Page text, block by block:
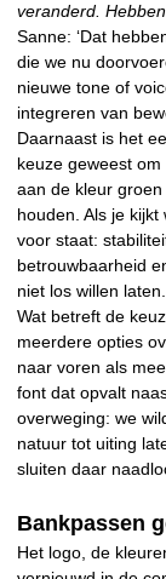
veranderd.
Sanne: ‘Dat
die we nu
nieuwe tone of
integreren van
Daarnaast is het
keuze geweest
aan de kleur
houden. Als je kijkt
voor staat:
betrouwbaarheid
niet los willen laten.
Wat betreft de
meerdere opties
naar voren als
font dat opvalt
overweging: we
natuur tot uiting
sluiten daar
Bankpassen
Het logo, de